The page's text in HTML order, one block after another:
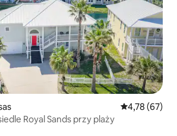
Średnia
4,78 (67)
Royal Sands przy plaży